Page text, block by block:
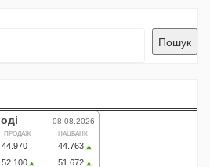
Пошук